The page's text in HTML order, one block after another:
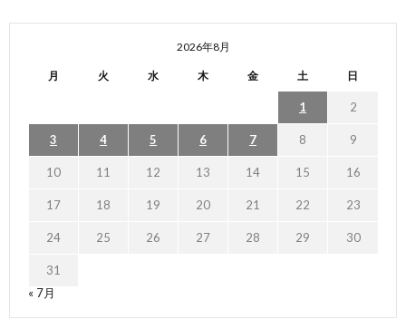
2026年8月
月 火 水 木 金 土 日
1 2
3 4 5 6 7 8 9
10 11 12 13 14 15 16
17 18 19 20 21 22 23
24 25 26 27 28 29 30
31
« 7月